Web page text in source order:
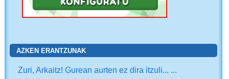
AZKEN ERANTZUNAK
Zuri, Arkaitz! Gurean aurten ez dira itzuli... ...